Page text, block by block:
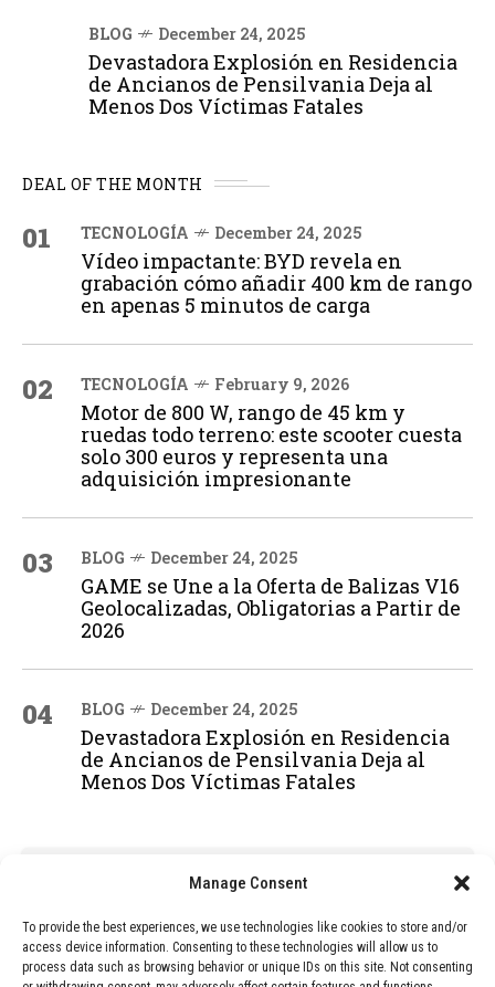
Manage Consent
To provide the best experiences, we use technologies like cookies to store and/or
access device information. Consenting to these technologies will allow us to
process data such as browsing behavior or unique IDs on this site. Not consenting
BLOG December 24, 2025
Devastadora Explosión en Residencia
de Ancianos de Pensilvania Deja al
Menos Dos Víctimas Fatales
DEAL OF THE MONTH
01 TECNOLOGÍA December 24, 2025
Vídeo impactante: BYD revela en
grabación cómo añadir 400 km de rango
en apenas 5 minutos de carga
02 TECNOLOGÍA February 9, 2026
Motor de 800 W, rango de 45 km y
ruedas todo terreno: este scooter cuesta
solo 300 euros y representa una
adquisición impresionante
03 BLOG December 24, 2025
GAME se Une a la Oferta de Balizas V16
Geolocalizadas, Obligatorias a Partir de
2026
04 BLOG December 24, 2025
Devastadora Explosión en Residencia
de Ancianos de Pensilvania Deja al
Menos Dos Víctimas Fatales